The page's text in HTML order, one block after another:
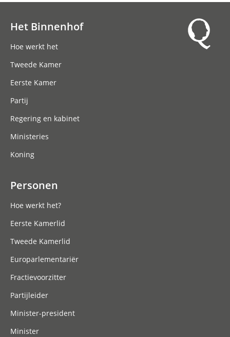
Het Binnenhof
Hoe werkt het
Tweede Kamer
Eerste Kamer
Partij
Regering en kabinet
Ministeries
Koning
Personen
Hoe werkt het?
Eerste Kamerlid
Tweede Kamerlid
Europarlementariër
Fractievoorzitter
Partijleider
Minister-president
Minister